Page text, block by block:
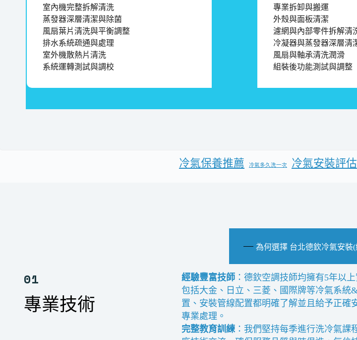
室內機完整拆解清洗
蒸發器深層清潔與除菌
風扇葉片清洗與平衡調整
排水系統疏通與處理
室外機散熱片清洗
系統運轉測試與調校
專業拆卸與搬運
外殼與面板清潔
濾網與內部零件拆解清
冷凝器與蒸發器深層清
風扇與軸承清洗潤滑
組裝後功能測試與調整
冷氣保養推薦 冷氣多久洗一次 冷氣安裝評估
為何選擇 台北德欽冷氣安裝
01
專業技術
經驗豐富技師 ：德欽空調技師均擁有5年以
包括大金、日立、三菱、國際牌等冷氣系統
置、安裝管線配置都明確了解並且給予正
專業處理。
完整教育訓練 ：我們堅持每季進行洗冷氣